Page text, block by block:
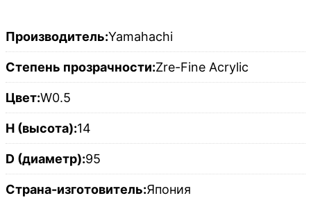
Производитель:Yamahachi
Степень прозрачности:Zre-Fine Acrylic
Цвет:W0.5
H (высота):14
D (диаметр):95
Страна-изготовитель:Япония